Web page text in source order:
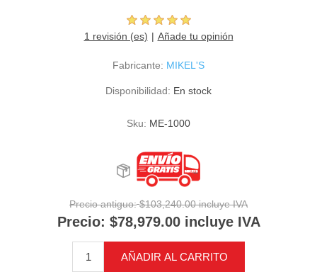
1 revisión (es) Añade tu opinión
Fabricante: MIKEL'S
Disponibilidad: En stock
Sku: ME-1000
Precio antiguo: $103,240.00 incluye IVA
Precio: $78,979.00 incluye IVA
AÑADIR AL CARRITO